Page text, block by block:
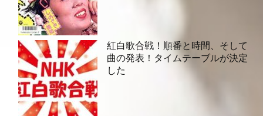
紅白歌合戦！順番と時間、そして
曲の発表！タイムテーブルが決定
した